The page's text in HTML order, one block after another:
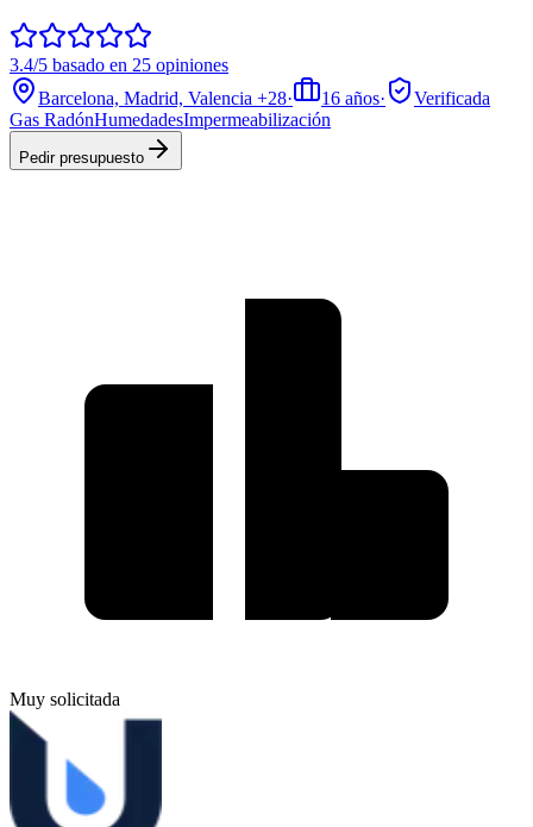
3.4/5 basado en 25 opiniones
Barcelona, Madrid, Valencia +28· 16 años·
Verificada
Gas RadónHumedadesImpermeabilización
Pedir presupuesto
Muy solicitada